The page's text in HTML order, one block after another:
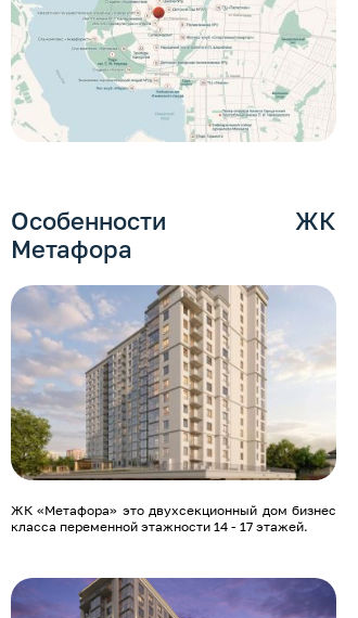
Особенности ЖК
Метафора
ЖК «Метафора» это двухсекционный дом бизнес
класса переменной этажности 14 - 17 этажей.